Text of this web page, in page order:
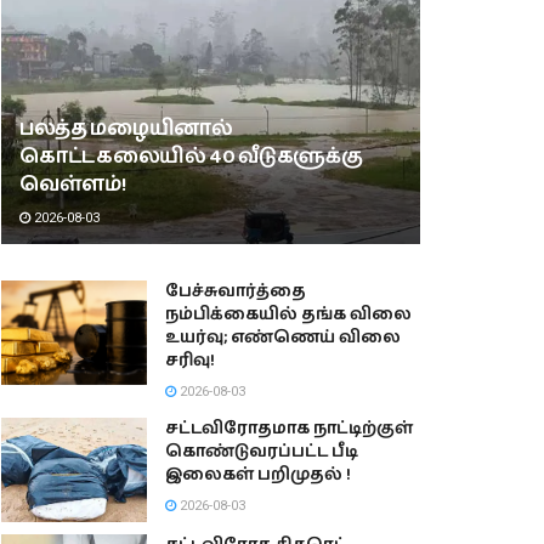
பலத்த மழையினால்
கொட்டகலையில் 40 வீடுகளுக்கு
வெள்ளம்!
2026-08-03
பேச்சுவார்த்தை
நம்பிக்கையில் தங்க விலை
உயர்வு; எண்ணெய் விலை
சரிவு!
2026-08-03
சட்டவிரோதமாக நாட்டிற்குள்
கொண்டுவரப்பட்ட பீடி
இலைகள் பறிமுதல் !
2026-08-03